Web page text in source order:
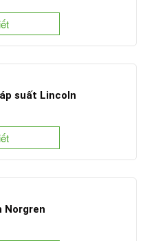
suất Lincoln
Norgren